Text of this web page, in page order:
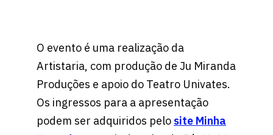
O evento é uma realização da
Artistaria, com produção de Ju Miranda
Produções e apoio do Teatro Univates.
Os ingressos para a apresentação
podem ser adquiridos pelosite Minha